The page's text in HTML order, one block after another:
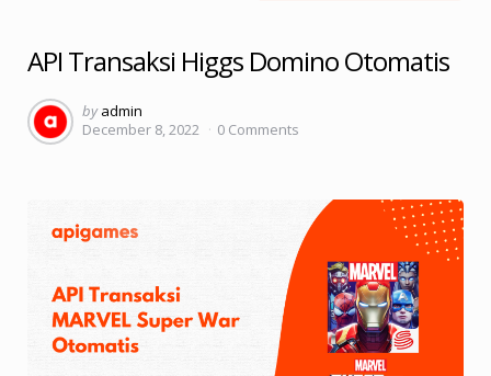
API Transaksi Higgs Domino Otomatis
Posted
by
by admin
December 8, 2022
0 Comments